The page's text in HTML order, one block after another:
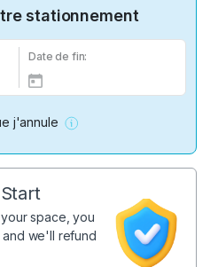
stationnement
Date de fin:
j'annule
space, you
we'll refund